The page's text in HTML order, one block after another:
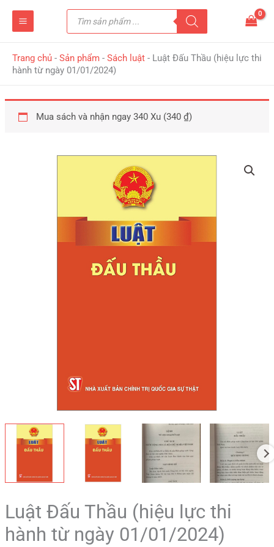
Tìm
kiếm
sản
Trang chủ - Sản phẩm - Sách luật - Luật Đấu Thầu (hiệu lực thi
hành từ ngày 01/01/2024)
Mua sách và nhận ngay 340 Xu (340 ₫)
Luật Đấu Thầu (hiệu lực thi
hành từ ngày 01/01/2024)
Luật
Thầu
hành
ngày